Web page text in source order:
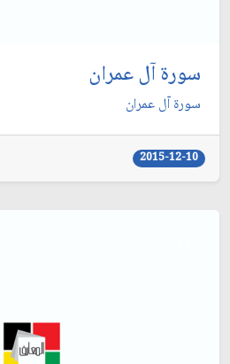
سورة آل عمران
سورة آل عمران
2015-12-10